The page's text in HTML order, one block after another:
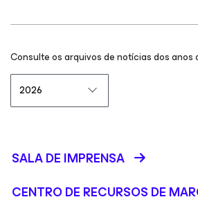
Consulte os arquivos de notícias dos anos
SALA DE IMPRENSA
CENTRO DE RECURSOS DE